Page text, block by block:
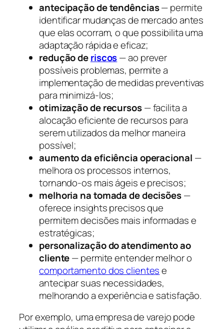
antecipação de tendências— permite
identificar mudanças de mercado antes
que elas ocorram, o que possibilita uma
adaptação rápida e eficaz;
redução deriscos— ao prever
possíveis problemas, permite a
implementação de medidas preventivas
para minimizá-los;
otimização de recursos— facilita a
alocação eficiente de recursos para
serem utilizados da melhor maneira
possível;
aumento da eficiência operacional —
melhora os processos internos,
tornando-os mais ágeis e precisos;
melhoria na tomada de decisões—
oferece insights precisos que
permitem decisões mais informadas e
estratégicas;
personalização do atendimento ao
cliente— permite entender melhor o
comportamento dos clientese
antecipar suas necessidades,
melhorando a experiência e satisfação.
Por exemplo, uma empresa de varejo pode